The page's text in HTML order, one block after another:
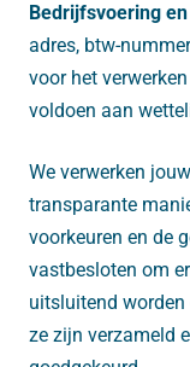
Bedrijfsvoering
adres, btw-
voor het
voldoen aan
We verwerken
transparante
voorkeuren en de
vastbesloten om
uitsluitend
ze zijn verzameld